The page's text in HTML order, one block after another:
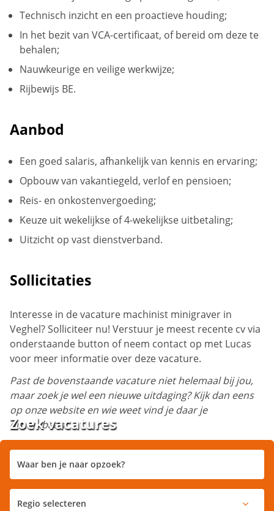
Technisch inzicht en een proactieve houding;
In het bezit van VCA-certificaat, of bereid om deze te
behalen;
Nauwkeurige en veilige werkwijze;
Rijbewijs BE.
Aanbod
Een goed salaris, afhankelijk van kennis en ervaring;
Opbouw van vakantiegeld, verlof en pensioen;
Reis- en onkostenvergoeding;
Keuze uit wekelijkse of 4-wekelijkse uitbetaling;
Uitzicht op vast dienstverband.
Sollicitaties
Interesse in de vacature machinist minigraver in
Veghel? Solliciteer nu! Verstuur je meest recente cv via
onderstaande button of neem contact op met Lucas
voor meer informatie over deze vacature.
Past de bovenstaande vacature niet helemaal bij jou,
maar zoek je wel een nieuwe uitdaging? Kijk dan eens
op onze website en wie weet vind je daar je
droombaan!
Zoek vacatures